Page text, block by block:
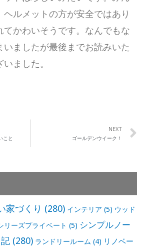
ルメットの方が安全ではあり
てかわいそうです。なんでもな
いましたが最後までお読みいた
ました。
こと
NEXT
ゴールデンウイーク！
家づくり (280) インテリア (5) ウッド
リーズプライベート (5) シンプルノー
(280) ランドリールーム (4) リノベー